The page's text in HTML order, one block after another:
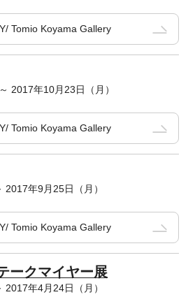
Tomio Koyama Gallery
2017年10月23日（月）
Tomio Koyama Gallery
年9月25日（月）
Tomio Koyama Gallery
ークマイヤー展
年4月24日（月）